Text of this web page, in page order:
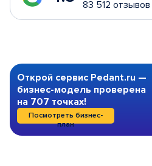
83 512 отзывов
Открой сервис Pedant.ru —
бизнес-модель проверена
на 707 точках!
Посмотреть бизнес-
план